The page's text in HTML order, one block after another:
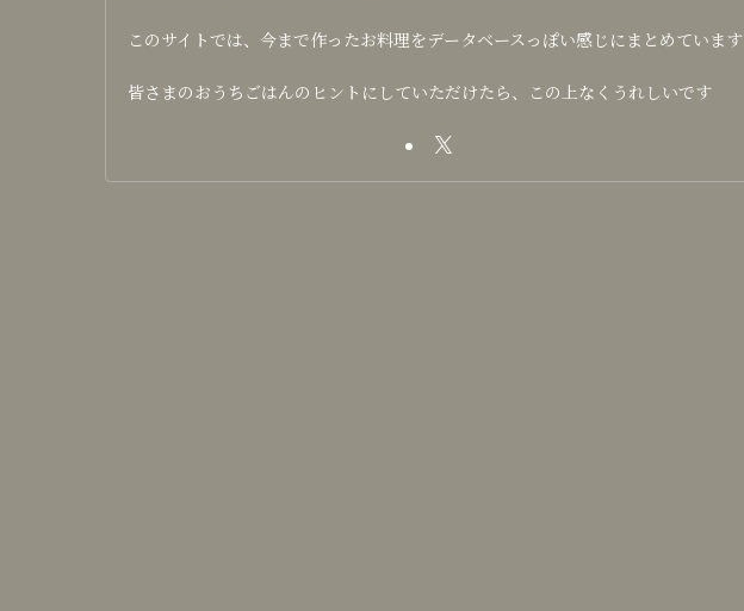
このサイトでは、今まで作ったお料理をデータベースっぽい感じにまとめています
皆さまのおうちごはんのヒントにしていただけたら、この上なくうれしいです